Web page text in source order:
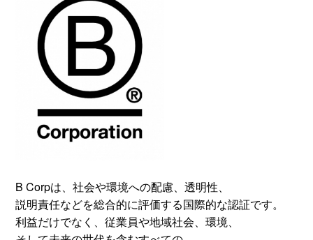
B Corpは、社会や環境への配慮、透明性、
説明責任などを総合的に評価する国際的な認証です。
利益だけでなく、従業員や地域社会、環境、